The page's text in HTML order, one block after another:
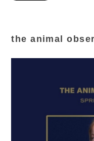
the animal